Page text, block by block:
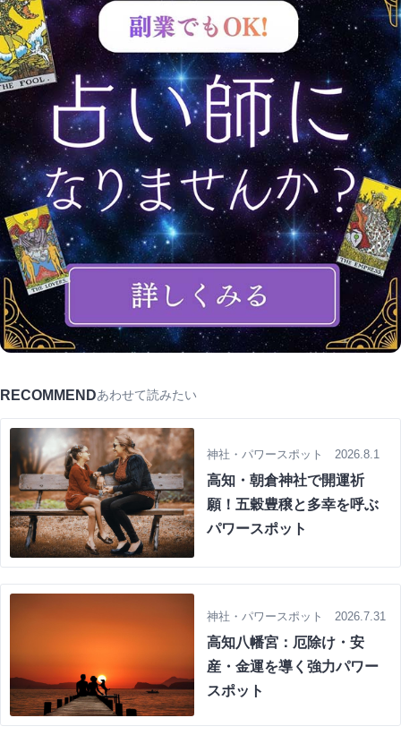
RECOMMENDあわせて読みたい
神社・パワースポット 2026.8.1
高知・朝倉神社で開運祈
願！五穀豊穣と多幸を呼ぶ
パワースポット
神社・パワースポット 2026.7.31
高知八幡宮：厄除け・安
産・金運を導く強力パワー
スポット